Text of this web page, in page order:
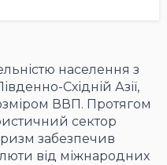
населення з
Східній Азії,
ВВП. Протягом
сектор
забезпечив
від міжнародних